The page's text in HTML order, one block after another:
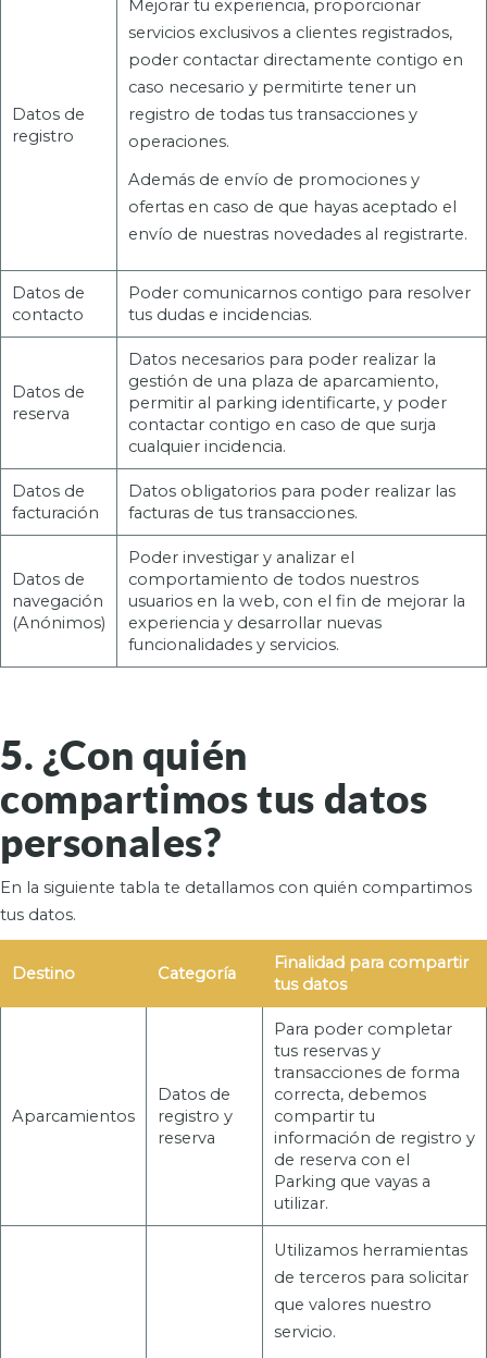
Datos de
registro
Mejorar tu experiencia, proporcionar
servicios exclusivos a clientes registrados,
poder contactar directamente contigo en
caso necesario y permitirte tener un
registro de todas tus transacciones y
operaciones.
Además de envío de promociones y
ofertas en caso de que hayas aceptado el
envío de nuestras novedades al registrarte.
Datos de
contacto
Poder comunicarnos contigo para resolver
tus dudas e incidencias.
Datos de
reserva
Datos necesarios para poder realizar la
gestión de una plaza de aparcamiento,
permitir al parking identificarte, y poder
contactar contigo en caso de que surja
cualquier incidencia.
Datos de
facturación
Datos obligatorios para poder realizar las
facturas de tus transacciones.
Datos de
navegación
(Anónimos)
Poder investigar y analizar el
comportamiento de todos nuestros
usuarios en la web, con el fin de mejorar la
experiencia y desarrollar nuevas
funcionalidades y servicios.
5. ¿Con quién
compartimos tus datos
personales?
En la siguiente tabla te detallamos con quién compartimos
tus datos.
Destino Categoría
Finalidad para compartir
tus datos
Aparcamientos
Datos de
registro y
reserva
Para poder completar
tus reservas y
transacciones de forma
correcta, debemos
compartir tu
información de registro y
de reserva con el
Parking que vayas a
utilizar.
Utilizamos herramientas
de terceros para solicitar
que valores nuestro
servicio.